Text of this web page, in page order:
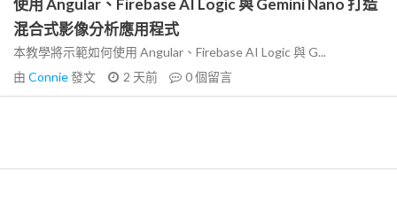
使用 Angular、Firebase AI Logic 與 Gemini Nano 打造
混合式影像分析應用程式
本教學將示範如何使用 Angular、Firebase AI Logic 與 G...
由 Connie發文 2 天前 0個留言